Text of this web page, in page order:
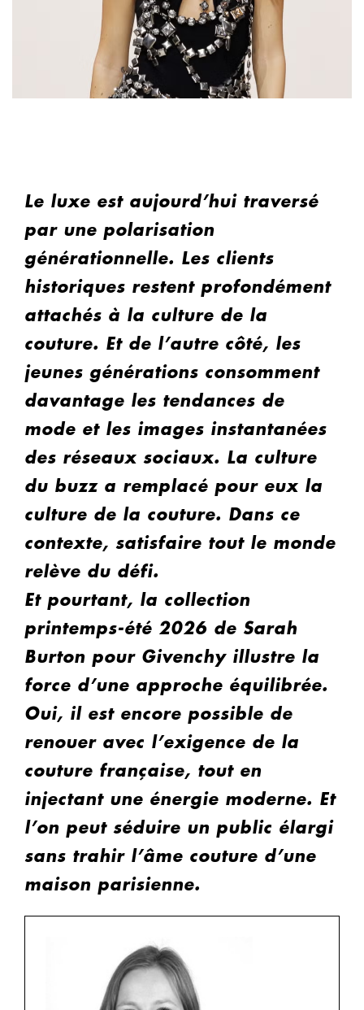
Le luxe est aujourd’hui traversé
par une polarisation
générationnelle. Les clients
historiques restent profondément
attachés à la culture de la
couture. Et de l’autre côté, les
jeunes générations consomment
davantage les tendances de
mode et les images instantanées
des réseaux sociaux. La culture
du buzz a remplacé pour eux la
culture de la couture. Dans ce
contexte, satisfaire tout le monde
relève du défi.
Et pourtant, la collection
printemps-été 2026 de Sarah
Burton pour Givenchy illustre la
force d’une approche équilibrée.
Oui, il est encore possible de
renouer avec l’exigence de la
couture française, tout en
injectant une énergie moderne. Et
l’on peut séduire un public élargi
sans trahir l’âme couture d’une
maison parisienne.